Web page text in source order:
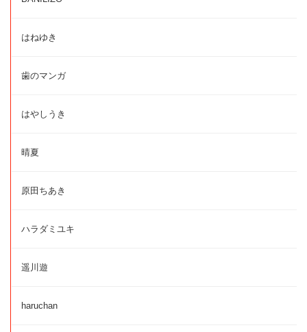
はねゆき
歯のマンガ
はやしうき
晴夏
原田ちあき
ハラダミユキ
遥川遊
haruchan